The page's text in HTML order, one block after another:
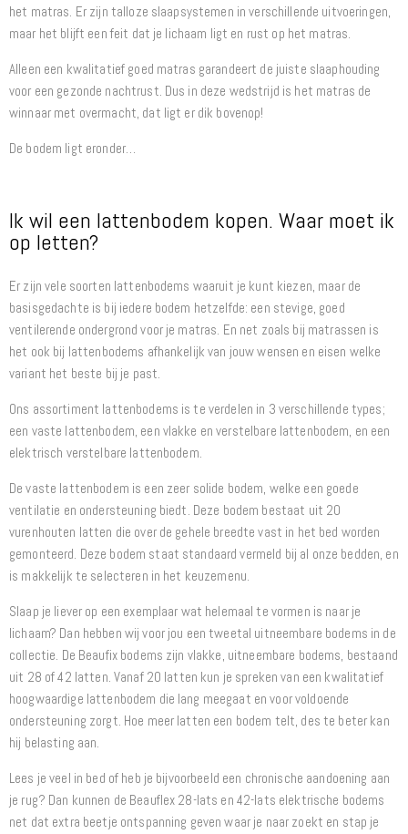
het matras. Er zijn talloze slaapsystemen in verschillende uitvoeringen,
maar het blijft een feit dat je lichaam ligt en rust op het matras.
Alleen een kwalitatief goed matras garandeert de juiste slaaphouding
voor een gezonde nachtrust. Dus in deze wedstrijd is het matras de
winnaar met overmacht, dat ligt er dik bovenop!
De bodem ligt eronder…
Ik wil een lattenbodem kopen. Waar moet ik
op letten?
Er zijn vele soorten lattenbodems waaruit je kunt kiezen, maar de
basisgedachte is bij iedere bodem hetzelfde: een stevige, goed
ventilerende ondergrond voor je matras. En net zoals bij matrassen is
het ook bij lattenbodems afhankelijk van jouw wensen en eisen welke
variant het beste bij je past.
Ons assortiment lattenbodems is te verdelen in 3 verschillende types;
een vaste lattenbodem, een vlakke en verstelbare lattenbodem, en een
elektrisch verstelbare lattenbodem.
De vaste lattenbodem is een zeer solide bodem, welke een goede
ventilatie en ondersteuning biedt. Deze bodem bestaat uit 20
vurenhouten latten die over de gehele breedte vast in het bed worden
gemonteerd. Deze bodem staat standaard vermeld bij al onze bedden, en
is makkelijk te selecteren in het keuzemenu.
Slaap je liever op een exemplaar wat helemaal te vormen is naar je
lichaam? Dan hebben wij voor jou een tweetal uitneembare bodems in de
collectie. De Beaufix bodems zijn vlakke, uitneembare bodems, bestaand
uit 28 of 42 latten. Vanaf 20 latten kun je spreken van een kwalitatief
hoogwaardige lattenbodem die lang meegaat en voor voldoende
ondersteuning zorgt. Hoe meer latten een bodem telt, des te beter kan
hij belasting aan.
Lees je veel in bed of heb je bijvoorbeeld een chronische aandoening aan
je rug? Dan kunnen de Beauflex 28-lats en 42-lats elektrische bodems
net dat extra beetje ontspanning geven waar je naar zoekt en stap je